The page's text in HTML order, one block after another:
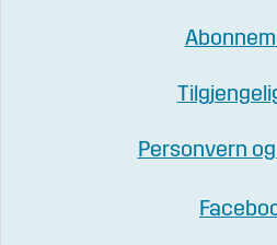
Personvern